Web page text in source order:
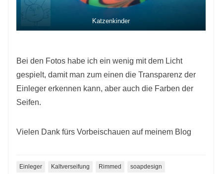
Katzenkinder
Bei den Fotos habe ich ein wenig mit dem Licht
gespielt, damit man zum einen die Transparenz der
Einleger erkennen kann, aber auch die Farben der
Seifen.
Vielen Dank fürs Vorbeischauen auf meinem Blog
Einleger Kaltverseifung Rimmed soapdesign